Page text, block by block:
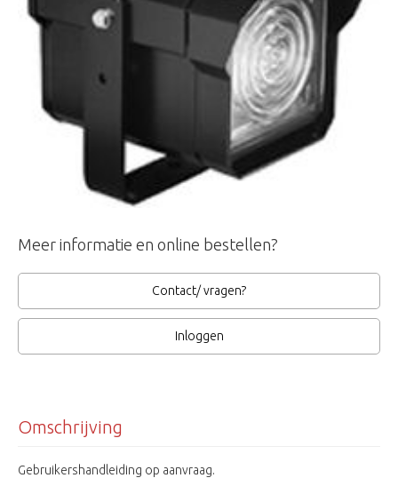
Meer informatie en online bestellen?
Contact/ vragen?
Inloggen
Omschrijving
Gebruikershandleiding op aanvraag.